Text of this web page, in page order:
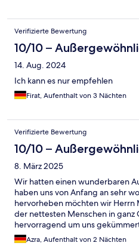
Verifizierte Bewertung
10/10 –
14. Aug. 2024
Ich kann es nur empfehlen
Firat, Aufenthalt von 3 Nächten
Verifizierte Bewertung
10/10 –
8. März 2025
Wir hatten einen wunderbaren
haben uns von Anfang an sehr
hervorheben möchten wir Herrn
der nettesten Menschen in ganz
hervorragend um uns
hilfsbereit und hat unseren
gemacht. Das Hotel selbst ist
Azra, Aufenthalt von 2 Nächten